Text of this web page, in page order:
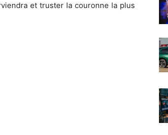
et truster la couronne la plus